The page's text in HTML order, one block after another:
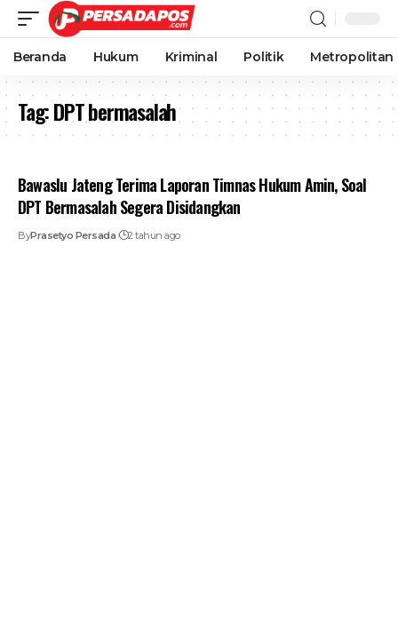
Beranda Hukum Kriminal Politik Metropolitan
Tag:DPT bermasalah
Bawaslu Jateng Terima Laporan Timnas Hukum Amin, Soal
DPT Bermasalah Segera Disidangkan
ByPrasetyo Persada 2 tahun ago